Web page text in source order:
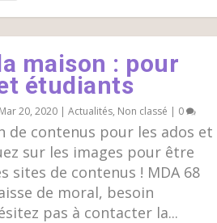
maison : pour
étudiants
Mar 20, 2020| Actualités, Non classé | 0
de contenus pour les ados et
sur les images pour être
sites de contenus ! MDA 68
de moral, besoin
pas à contacter la...